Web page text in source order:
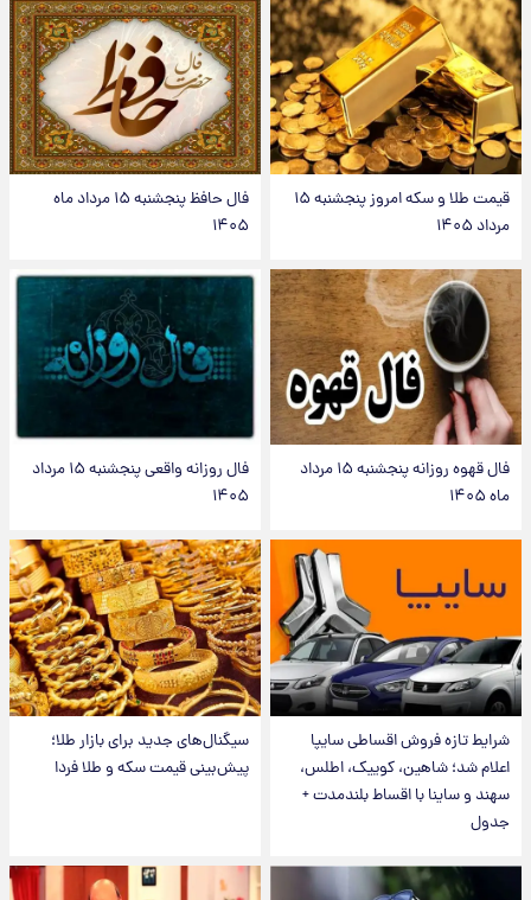
قیمت طلا و سکه امروز پنجشنبه ۱۵
مرداد ۱۴۰۵
فال حافظ پنجشنبه ۱۵ مرداد ماه
۱۴۰۵
فال قهوه روزانه پنجشنبه ۱۵ مرداد
ماه ۱۴۰۵
فال روزانه واقعی پنجشنبه ۱۵ مرداد
۱۴۰۵
شرایط تازه فروش اقساطی سایپا
اعلام شد؛ شاهین، کوییک، اطلس،
سهند و ساینا با اقساط بلندمدت +
جدول
سیگنال‌های جدید برای بازار طلا؛
پیش‌بینی قیمت سکه و طلا فردا